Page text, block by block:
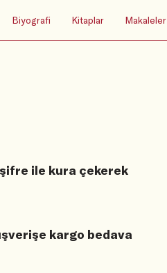
Biyografi Kitaplar Makaleler
ile kura çekerek
kargo bedava